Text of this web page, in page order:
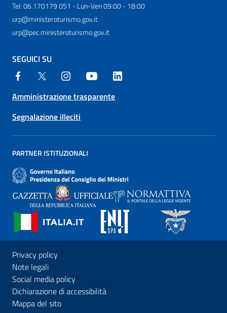
Tel: 06.170179 051 - Lun-Ven 09:00 - 18:00
urp@ministeroturismo.gov.it
urp@pec.ministeroturismo.gov.it
SEGUICI SU
Amministrazione trasparente
Segnalazione illeciti
PARTNER ISTITUZIONALI
Privacy policy
Note legali
Social media policy
Dichiarazione di accessibilità
Mappa del sito